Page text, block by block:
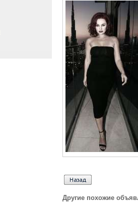
Другие похожие